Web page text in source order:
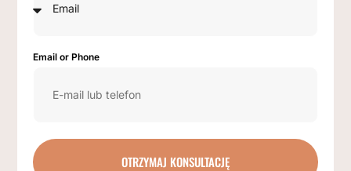
Email or Phone
OTRZYMAJ KONSULTACJĘ